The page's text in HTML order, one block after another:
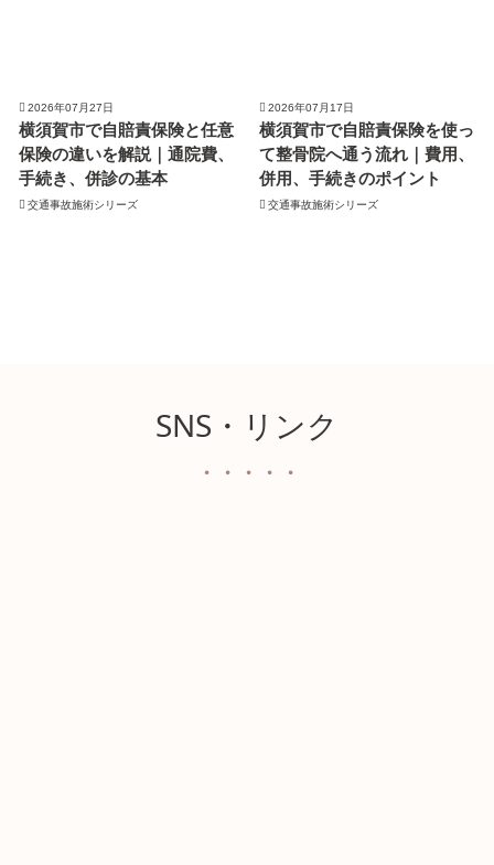
2026年07月27日
横須賀市で自賠責保険と任意
保険の違いを解説｜通院費、
手続き、併診の基本
交通事故施術シリーズ
2026年07月17日
横須賀市で自賠責保険を使っ
て整骨院へ通う流れ｜費用、
併用、手続きのポイント
交通事故施術シリーズ
SNS・リンク